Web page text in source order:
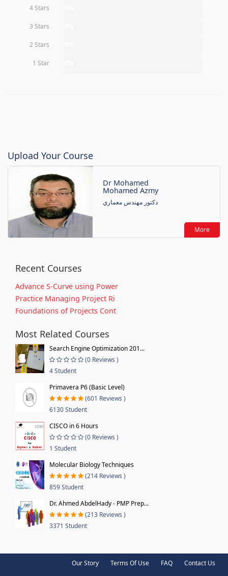
4 Stars
3 Stars
2 Stars
1 Star
Upload Your Course
Dr Mohamed
Mohamed Azmy
دكتور مهندس معماري
More
Recent Courses
Advance S-Curve using Power
Practice Managing Project Ri
Foundations of Projects Cont
Most Related Courses
Search Engine Optimization 201...
(0 Reviews )
4 Student
Primavera P6 (Basic Level)
(601 Reviews )
6130 Student
CISCO in 6 Hours
(0 Reviews )
1 Student
Molecular Biology Techniques
(214 Reviews )
859 Student
Dr. Ahmed AbdelHady - PMP Prep...
(213 Reviews )
3371 Student
Our Story Terms Of Use FAQ Contact Us